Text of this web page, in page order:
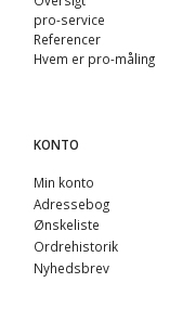
pro-service
Referencer
Hvem er pro-måling
KONTO
Min konto
Adressebog
Ønskeliste
Ordrehistorik
Nyhedsbrev